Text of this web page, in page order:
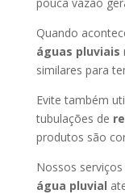
Quando
águas pluviais
similares para
Evite também
tubulações de
produtos são
Nossos serviços
água pluvial